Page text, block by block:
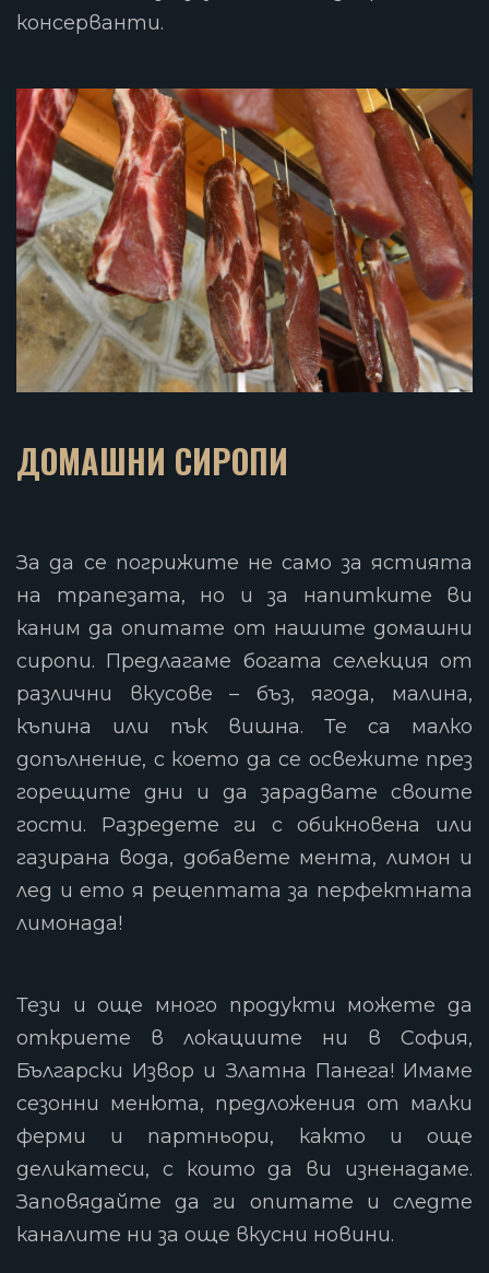
консерванти.
ДОМАШНИ СИРОПИ
За да се погрижите не само за ястията
на трапезата, но и за напитките ви
каним да опитате от нашите домашни
сиропи. Предлагаме богата селекция от
различни вкусове – бъз, ягода, малина,
къпина или пък вишна. Те са малко
допълнение, с което да се освежите през
горещите дни и да зарадвате своите
гости. Разредете ги с обикновена или
газирана вода, добавете мента, лимон и
лед и ето я рецептата за перфектната
лимонада!
Тези и още много продукти можете да
откриете в локациите ни в София,
Български Извор и Златна Панега! Имаме
сезонни менюта, предложения от малки
ферми и партньори, както и още
деликатеси, с които да ви изненадаме.
Заповядайте да ги опитате и следте
каналите ни за още вкусни новини.